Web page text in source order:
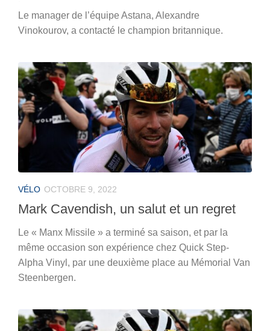
Le manager de l’équipe Astana, Alexandre
Vinokourov, a contacté le champion britannique.
VÉLO OCTOBRE 9, 2022
Mark Cavendish, un salut et un regret
Le « Manx Missile » a terminé sa saison, et par la
même occasion son expérience chez Quick Step-
Alpha Vinyl, par une deuxième place au Mémorial Van
Steenbergen.